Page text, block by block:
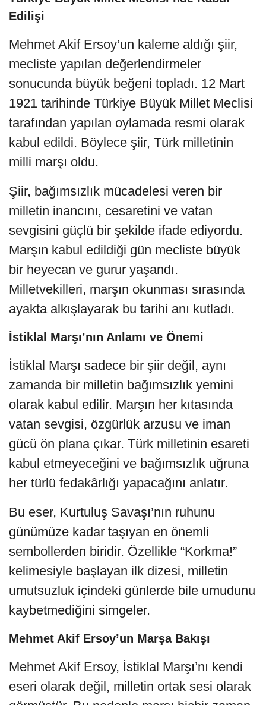
Edilişi
Mehmet Akif Ersoy’un kaleme aldığı şiir,
mecliste yapılan değerlendirmeler
sonucunda büyük beğeni topladı. 12 Mart
1921 tarihinde Türkiye Büyük Millet Meclisi
tarafından yapılan oylamada resmi olarak
kabul edildi. Böylece şiir, Türk milletinin
milli marşı oldu.
Şiir, bağımsızlık mücadelesi veren bir
milletin inancını, cesaretini ve vatan
sevgisini güçlü bir şekilde ifade ediyordu.
Marşın kabul edildiği gün mecliste büyük
bir heyecan ve gurur yaşandı.
Milletvekilleri, marşın okunması sırasında
ayakta alkışlayarak bu tarihi anı kutladı.
İstiklal Marşı’nın Anlamı ve Önemi
İstiklal Marşı sadece bir şiir değil, aynı
zamanda bir milletin bağımsızlık yemini
olarak kabul edilir. Marşın her kıtasında
vatan sevgisi, özgürlük arzusu ve iman
gücü ön plana çıkar. Türk milletinin esareti
kabul etmeyeceğini ve bağımsızlık uğruna
her türlü fedakârlığı yapacağını anlatır.
Bu eser, Kurtuluş Savaşı’nın ruhunu
günümüze kadar taşıyan en önemli
sembollerden biridir. Özellikle “Korkma!”
kelimesiyle başlayan ilk dizesi, milletin
umutsuzluk içindeki günlerde bile umudunu
kaybetmediğini simgeler.
Mehmet Akif Ersoy’un Marşa Bakışı
Mehmet Akif Ersoy, İstiklal Marşı’nı kendi
eseri olarak değil, milletin ortak sesi olarak